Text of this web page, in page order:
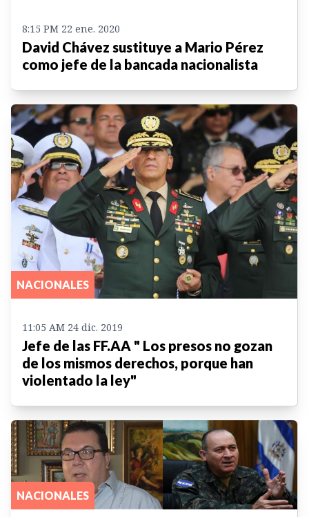
8:15 PM 22 ene. 2020
David Chávez sustituye a Mario Pérez
como jefe de la bancada nacionalista
NACIONALES
11:05 AM 24 dic. 2019
Jefe de las FF.AA " Los presos no gozan
de los mismos derechos, porque han
violentado la ley"
NACIONALES